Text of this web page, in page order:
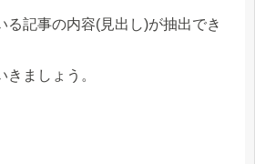
る記事の内容(見出し)が抽出でき
ましょう。